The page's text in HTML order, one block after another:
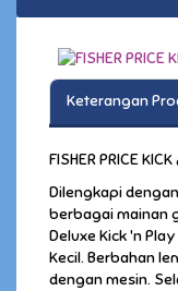
Keterangan
FISHER PRICE KICK
Dilengkapi
berbagai mainan
Deluxe Kick 'n
Kecil. Berbahan
dengan mesin.